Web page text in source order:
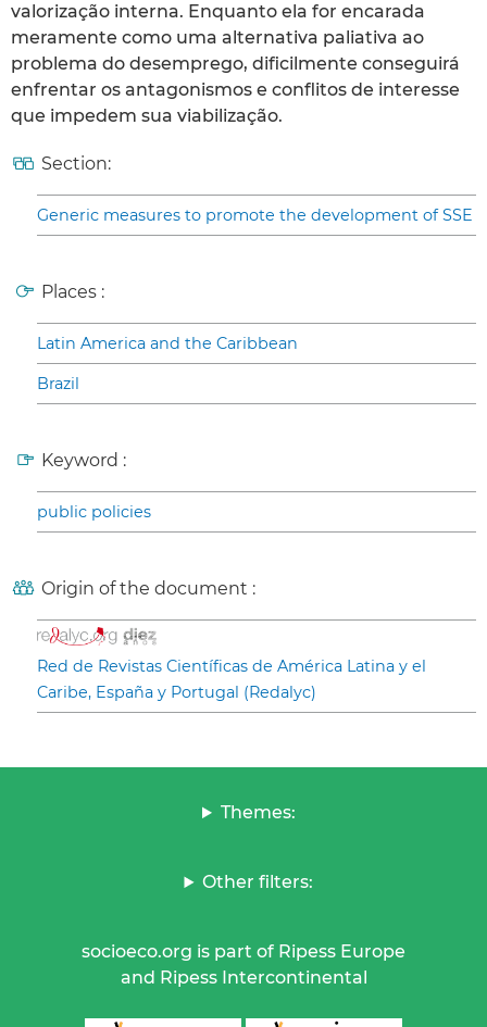
valorização interna. Enquanto ela for encarada
meramente como uma alternativa paliativa ao
problema do desemprego, dificilmente conseguirá
enfrentar os antagonismos e conflitos de interesse
que impedem sua viabilização.
Section:
Generic measures to promote the development of SSE
Places :
Latin America and the Caribbean
Brazil
Keyword :
public policies
Origin of the document :
Red de Revistas Científicas de América Latina y el
Caribe, España y Portugal (Redalyc)
Themes:
Other filters:
socioeco.org is part of Ripess Europe
and Ripess Intercontinental